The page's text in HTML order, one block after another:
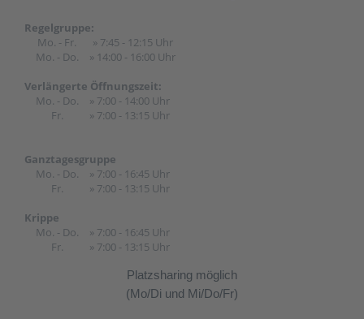
Regelgruppe:
Mo. - Fr.
» 7:45 - 12:15 Uhr
Mo. - Do.
» 14:00 - 16:00 Uhr
Verlängerte Öffnungszeit:
Mo. - Do.
» 7:00 - 14:00 Uhr
Fr.
» 7:00 - 13:15 Uhr
Ganztagesgruppe
Mo. - Do.
» 7:00 - 16:45 Uhr
Fr.
» 7:00 - 13:15 Uhr
Krippe
Mo. - Do.
» 7:00 - 16:45 Uhr
Fr.
» 7:00 - 13:15 Uhr
Platzsharing möglich
(Mo/Di und Mi/Do/Fr)